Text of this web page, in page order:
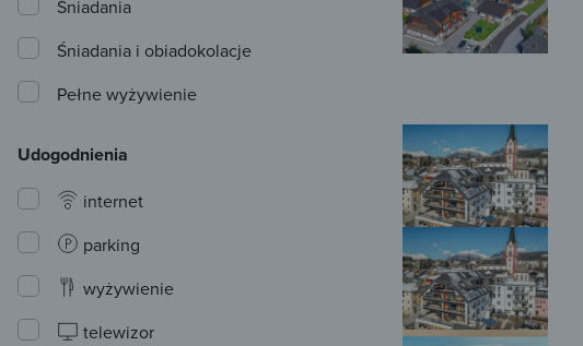
Śniadania
Śniadania i obiadokolacje
Pełne wyżywienie
Udogodnienia
internet
parking
wyżywienie
telewizor